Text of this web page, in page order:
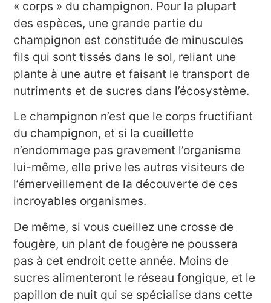
« corps » du champignon. Pour la plupart
des espèces, une grande partie du
champignon est constituée de minuscules
fils qui sont tissés dans le sol, reliant une
plante à une autre et faisant le transport de
nutriments et de sucres dans l’écosystème.
Le champignon n’est que le corps fructifiant
du champignon, et si la cueillette
n’endommage pas gravement l’organisme
lui-même, elle prive les autres visiteurs de
l’émerveillement de la découverte de ces
incroyables organismes.
De même, si vous cueillez une crosse de
fougère, un plant de fougère ne poussera
pas à cet endroit cette année. Moins de
sucres alimenteront le réseau fongique, et le
papillon de nuit qui se spécialise dans cette